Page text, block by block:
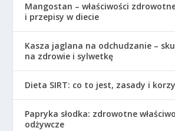
Mangostan – właściwości
i przepisy w diecie
Kasza jaglana na odchudzanie –
na zdrowie i sylwetkę
Dieta SIRT: co to jest, zasady i
Papryka słodka: zdrowotne
odżywcze